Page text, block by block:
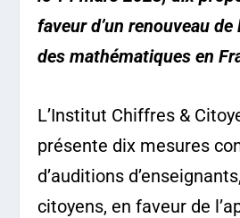
faveur d’un renouveau de
des mathématiques en
L’Institut Chiffres &
présente dix mesures
d’auditions
citoyens, en faveur de